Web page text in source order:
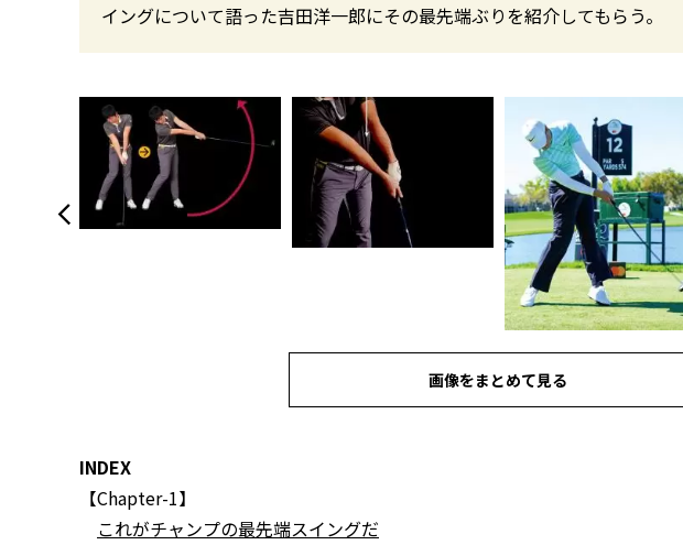
イングについて語った吉田洋一郎にその最先端ぶりを紹介してもらう。
画像をまとめて見る
INDEX
【Chapter-1】
これがチャンプの最先端スイングだ